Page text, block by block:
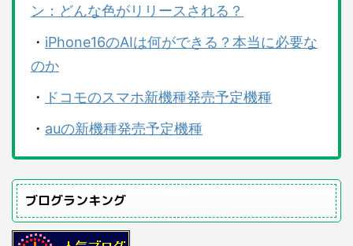
ン：どんな色がリリースされる？
・ iPhone16のAIは何ができる？本当に必要な
のか
・
ドコモのスマホ新機種発売予定機種
・ auの新機種発売予定機種
ブログランキング